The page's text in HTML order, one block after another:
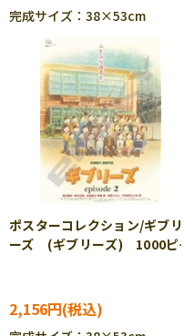
完成サイズ：38×53cm
ポスターコレクション/ギブリ
ーズ (ギブリーズ) 1000ピ
2,156円